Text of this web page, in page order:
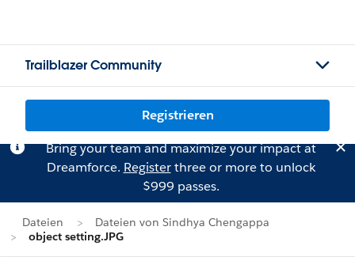
Trailblazer Community
Registrieren
Bring your team and maximize your impact at
Dreamforce. Registerthree or more to unlock
$999 passes.
Dateien
Dateien von Sindhya Chengappa
object setting.JPG